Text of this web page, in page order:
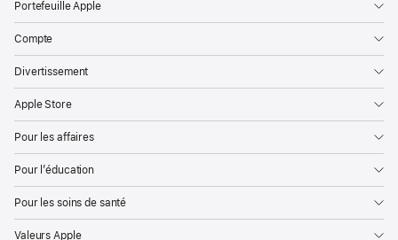
Portefeuille Apple
Compte
Divertissement
Apple Store
Pour les affaires
Pour l’éducation
Pour les soins de santé
Valeurs Apple